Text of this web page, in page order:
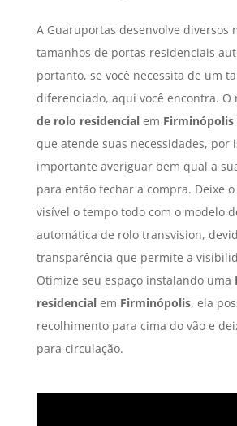
A Guaruportas desenvolve diversos
tamanhos de portas residenciais
portanto, se você necessita de um
diferenciado, aqui você encontra. O
de rolo residencialem Firminópolis
que atende suas necessidades, por
importante averiguar bem qual a
para então fechar a compra. Deixe
visível o tempo todo com o modelo
automática de rolo transvision,
transparência que permite a
Otimize seu espaço instalando uma
residencialem Firminópolis, ela
recolhimento para cima do vão e
para circulação.